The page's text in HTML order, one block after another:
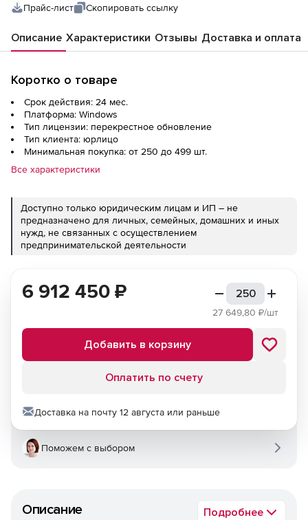
Прайс-лист
Скопировать ссылку
Описание Характеристики Отзывы Доставка и оплата
Коротко о товаре
Срок действия: 24 мес.
Платформа: Windows
Тип лицензии: перекрестное обновление
Тип клиента: юрлицо
Минимальная покупка: от 250 до 499 шт.
Все характеристики
Доступно только юридическим лицам и ИП – не
предназначено для личных, семейных, домашних и иных
нужд, не связанных с осуществлением
предпринимательской деятельности
Описание Подробнее
6 912 450 ₽
27 649,80 ₽/шт
Добавить в корзину
Оплатить по счету
Доставка на почту 12 августа или раньше
Поможем с выбором